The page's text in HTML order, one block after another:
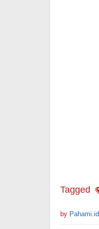
Tagged
by Pahami.id